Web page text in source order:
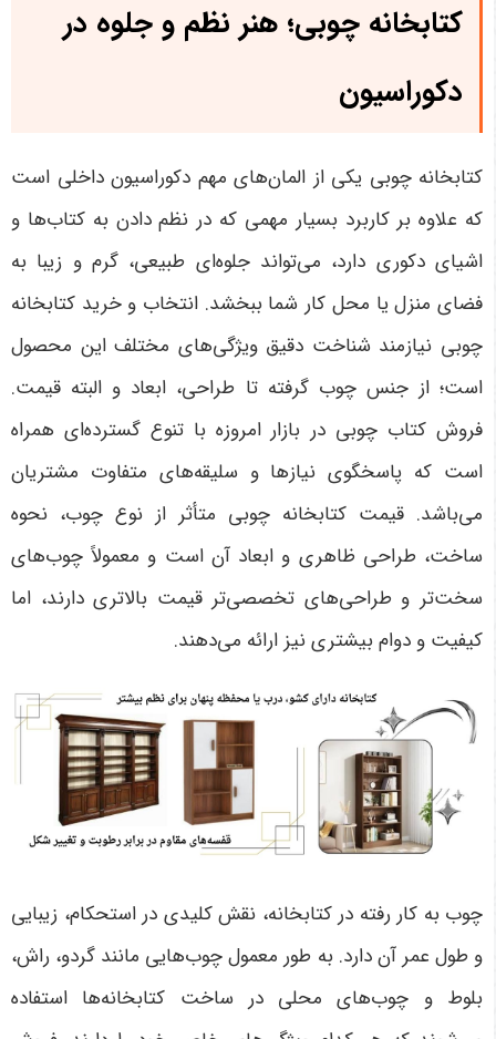
کتابخانه چوبی؛ هنر نظم و جلوه در
دکوراسیون
کتابخانه چوبی یکی از المان‌های مهم دکوراسیون داخلی است
که علاوه بر کاربرد بسیار مهمی که در نظم دادن به کتاب‌ها و
اشیای دکوری دارد، می‌تواند جلوه‌ای طبیعی، گرم و زیبا به
فضای منزل یا محل کار شما ببخشد. انتخاب و خرید کتابخانه
چوبی نیازمند شناخت دقیق ویژگی‌های مختلف این محصول
است؛ از جنس چوب گرفته تا طراحی، ابعاد و البته قیمت.
فروش کتاب چوبی در بازار امروزه با تنوع گسترده‌ای همراه
است که پاسخگوی نیازها و سلیقه‌های متفاوت مشتریان
می‌باشد. قیمت کتابخانه چوبی متأثر از نوع چوب، نحوه
ساخت، طراحی ظاهری و ابعاد آن است و معمولاً چوب‌های
سخت‌تر و طراحی‌های تخصصی‌تر قیمت بالاتری دارند، اما
کیفیت و دوام بیشتری نیز ارائه می‌دهند.
چوب به کار رفته در کتابخانه، نقش کلیدی در استحکام، زیبایی
و طول عمر آن دارد. به طور معمول چوب‌هایی مانند گردو، راش،
بلوط و چوب‌های محلی در ساخت کتابخانه‌ها استفاده